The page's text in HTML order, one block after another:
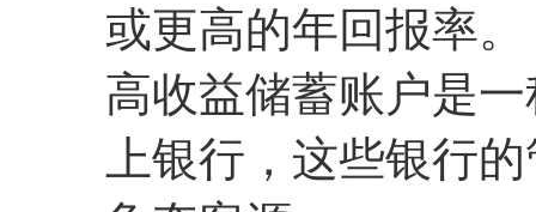
或更高的年回报率。
高收益储蓄账户是
上银行，这些银行